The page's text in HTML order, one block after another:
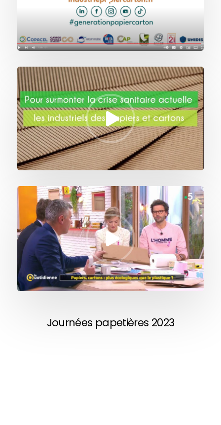
Journées papetières 2023